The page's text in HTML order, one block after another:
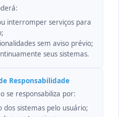
interromper serviços para
sem aviso prévio;
seus sistemas.
Responsabilidade
se responsabiliza por:
dos sistemas pelo usuário;